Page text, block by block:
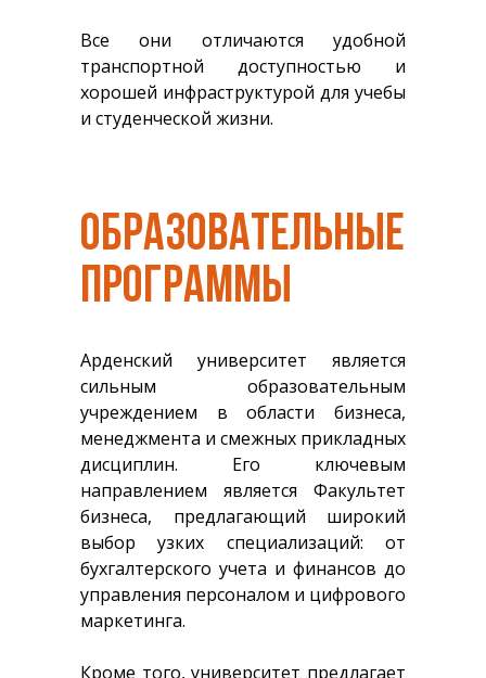
Все они отличаются удобной
транспортной доступностью и
хорошей инфраструктурой для учебы
и студенческой жизни.
ОБРАЗОВАТЕЛЬНЫЕ
ПРОГРАММЫ
Арденский университет является
сильным образовательным
учреждением в области бизнеса,
менеджмента и смежных прикладных
дисциплин. Его ключевым
направлением является Факультет
бизнеса, предлагающий широкий
выбор узких специализаций: от
бухгалтерского учета и финансов до
управления персоналом и цифрового
маркетинга.
Кроме того, университет предлагает